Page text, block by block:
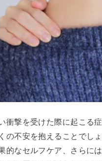
衝撃を受けた際に起こる
の不安を抱えることでし
的なセルフケア、さらに